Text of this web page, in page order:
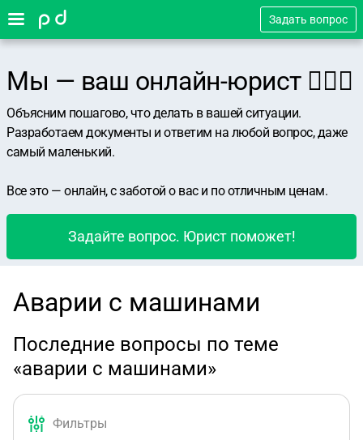
Задать вопрос
Мы — ваш онлайн-юрист 👨🏻‍⚖️
Объясним пошагово, что делать в вашей ситуации.
Разработаем документы и ответим на любой вопрос, даже
самый маленький.
Все это — онлайн, с заботой о вас и по отличным ценам.
Задайте вопрос. Юрист поможет!
Аварии с машинами
Последние вопросы по теме
«аварии с машинами»
Фильтры